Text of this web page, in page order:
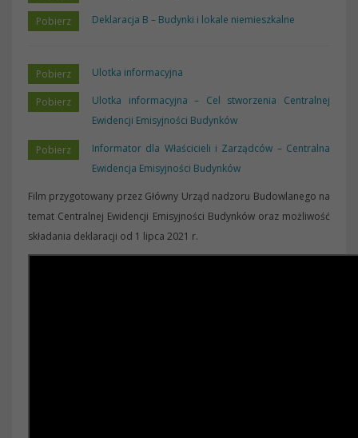
Deklaracja B – Budynki i lokale niemieszkalne
Ulotka informacyjna
Ulotka informacyjna – Cel stworzenia Centralnej
Ewidencji Emisyjności Budynków
Informator dla Właścicieli i Zarządców – Centralna
Ewidencja Emisyjności Budynków
Film przygotowany przez Główny Urząd nadzoru Budowlanego na
temat Centralnej Ewidencji Emisyjności Budynków oraz możliwość
składania deklaracji od 1 lipca 2021 r.